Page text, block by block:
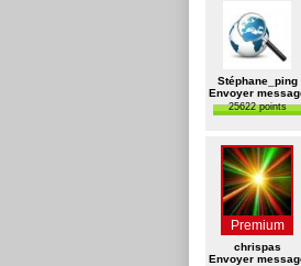
Stéphane_ping
Envoyer
25622 points
Premium
chrispas
Envoyer